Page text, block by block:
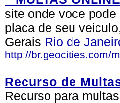
site onde voce
placa de seu
Gerais Rio de
http://br.geocities.com/
Recurso de
Recurso para